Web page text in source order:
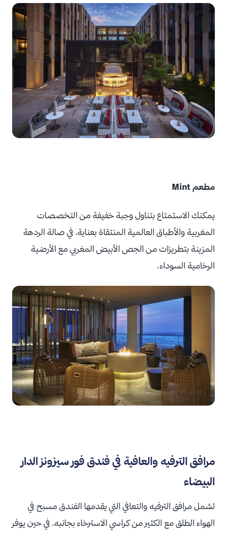
مطعم Mint
يمكنك الاستمتاع بتناول وجبة خفيفة من التخصصات
المغربية والأطباق العالمية المنتقاة بعناية، في صالة الردهة
المزينة بتطريزات من الجص الأبيض المغربي مع الأرضية
الرخامية السوداء.
مرافق الترفيه والعافية في فندق فور سيزونز الدار
البيضاء
تشمل مرافق الترفيه والتعافي التي يقدمها الفندق مسبح في
الهواء الطلق مع الكثير من كراسي الاسترخاء بجانبه، في حين يوفر